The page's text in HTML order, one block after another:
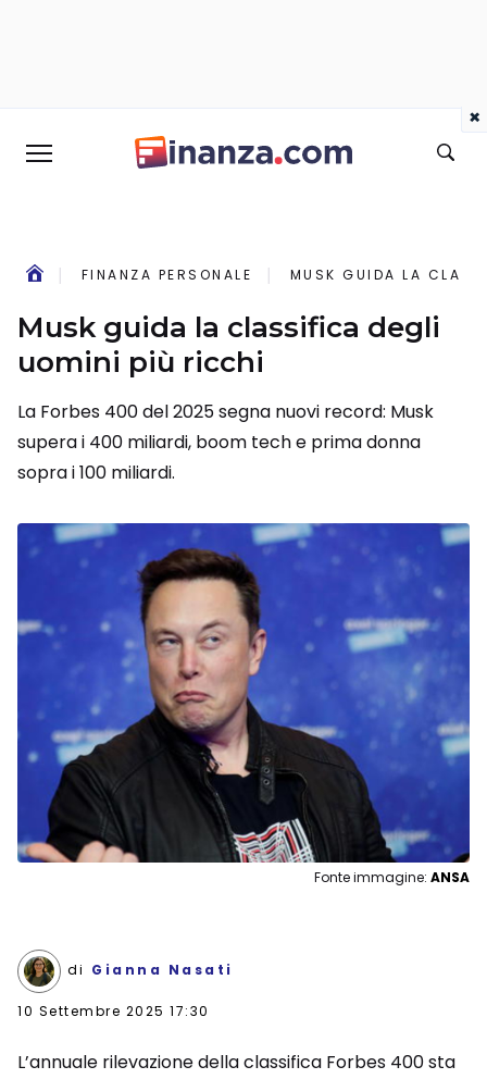
FINANZA PERSONALE MUSK GUIDA LA
Musk guida la classifica degli
uomini più ricchi
La Forbes 400 del 2025 segna nuovi record: Musk
supera i 400 miliardi, boom tech e prima donna
sopra i 100 miliardi.
Fonte immagine: ANSA
di Gianna Nasati
10 Settembre 2025 17:30
L’annuale rilevazione della classifica Forbes 400 sta
×